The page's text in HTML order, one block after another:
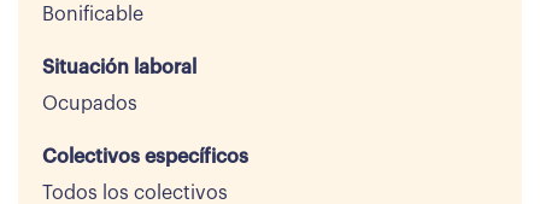
Bonificable
Situación laboral
Ocupados
Colectivos específicos
Todos los colectivos